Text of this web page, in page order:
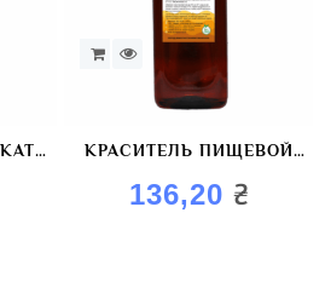
КРАСИТЕЛЬ ПИЩЕВОЙ
«СЫР COLOR»
136,20 ₴